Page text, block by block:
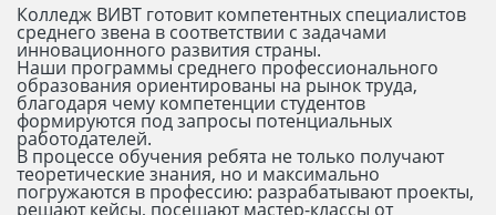
Колледж ВИВТ готовит компетентных специалистов
среднего звена в соответствии с задачами
инновационного развития страны.
Наши программы среднего профессионального
образования ориентированы на рынок труда,
благодаря чему компетенции студентов
формируются под запросы потенциальных
работодателей.
В процессе обучения ребята не только получают
теоретические знания, но и максимально
погружаются в профессию: разрабатывают проекты,
решают кейсы, посещают мастер-классы от